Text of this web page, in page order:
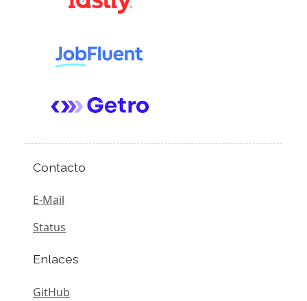
Contacto
E-Mail
Status
Enlaces
GitHub